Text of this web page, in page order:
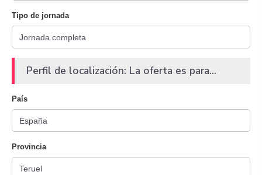
Tipo de jornada
Perfil de localización: La oferta es para...
País
Provincia